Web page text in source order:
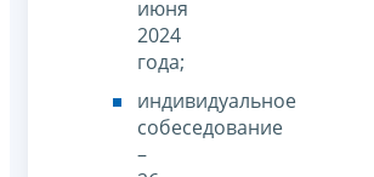
июня
2024
года;
индивидуальное
собеседование
–